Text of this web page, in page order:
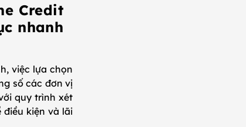
Credit
nhanh
việc lựa chọn
số các đơn vị
quy trình xét
kiện và lãi